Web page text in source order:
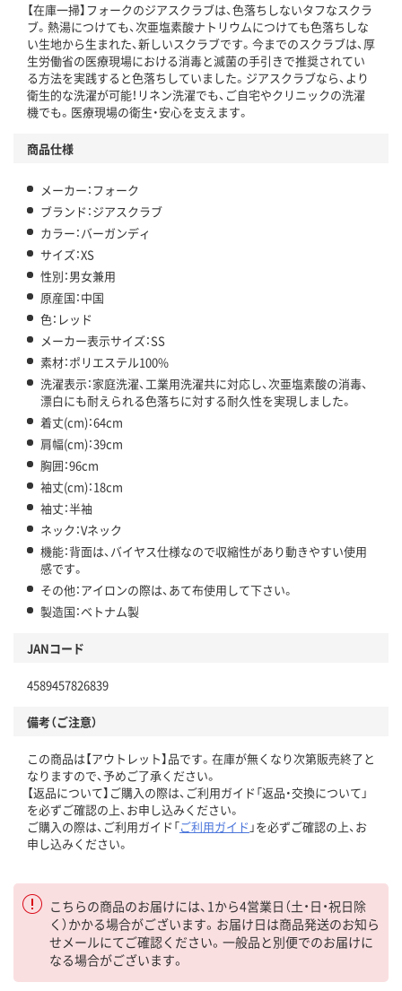
【在庫一掃】フォークのジアスクラブは、色落ちしないタフなスクラ
ブ。熱湯につけても、次亜塩素酸ナトリウムにつけても色落ちしな
い生地から生まれた、新しいスクラブです。今までのスクラブは、厚
生労働省の医療現場における消毒と滅菌の手引きで推奨されてい
る方法を実践すると色落ちしていました。ジアスクラブなら、より
衛生的な洗濯が可能！リネン洗濯でも、ご自宅やクリニックの洗濯
機でも。医療現場の衛生・安心を支えます。
商品仕様
メーカー：フォーク
ブランド：ジアスクラブ
カラー：バーガンディ
サイズ：XS
性別：男女兼用
原産国：中国
色：レッド
メーカー表示サイズ：SS
素材：ポリエステル100%
洗濯表示：家庭洗濯、工業用洗濯共に対応し、次亜塩素酸の消毒、
漂白にも耐えられる色落ちに対する耐久性を実現しました。
着丈(cm)：64cm
肩幅(cm)：39cm
胸囲：96cm
袖丈(cm)：18cm
袖丈：半袖
ネック：Vネック
機能：背面は、バイヤス仕様なので収縮性があり動きやすい使用
感です。
その他：アイロンの際は、あて布使用して下さい。
製造国：ベトナム製
JANコード
4589457826839
備考（ご注意）
この商品は【アウトレット】品です。在庫が無くなり次第販売終了と
なりますので、予めご了承ください。
【返品について】ご購入の際は、ご利用ガイド「返品・交換について」
を必ずご確認の上、お申し込みください。
ご購入の際は、ご利用ガイド「ご利用ガイド 」を必ずご確認の上、お
申し込みください。
こちらの商品のお届けには、1から4営業日（土・日・祝日除
く）かかる場合がございます。お届け日は商品発送のお知ら
せメールにてご確認ください。一般品と別便でのお届けに
なる場合がございます。